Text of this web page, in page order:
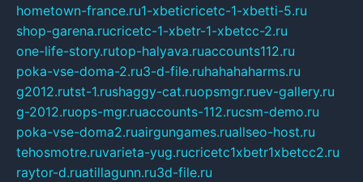
hometown-france.ru1-xbeticricetc-1-xbetti-5.ru
shop-garena.rucricetc-1-xbetr-1-xbetcc-2.ru
one-life-story.rutop-halyava.ruaccounts112.ru
poka-vse-doma-2.ru3-d-file.ruhahahaharms.ru
g2012.rutst-1.rushaggy-cat.ruopsmgr.ruev-gallery.ru
g-2012.ruops-mgr.ruaccounts-112.rucsm-demo.ru
poka-vse-doma2.ruairgungames.ruallseo-host.ru
tehosmotre.ruvarieta-yug.rucricetc1xbetr1xbetcc2.ru
raytor-d.ruatillagunn.ru3d-file.ru